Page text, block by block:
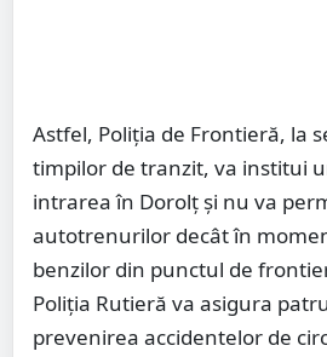
Astfel, Poliția de Frontieră, la
timpilor de tranzit, va institui
intrarea în Dorolț și nu va
autotrenurilor decât în
benzilor din punctul de
Poliția Rutieră va asigura
prevenirea accidentelor de